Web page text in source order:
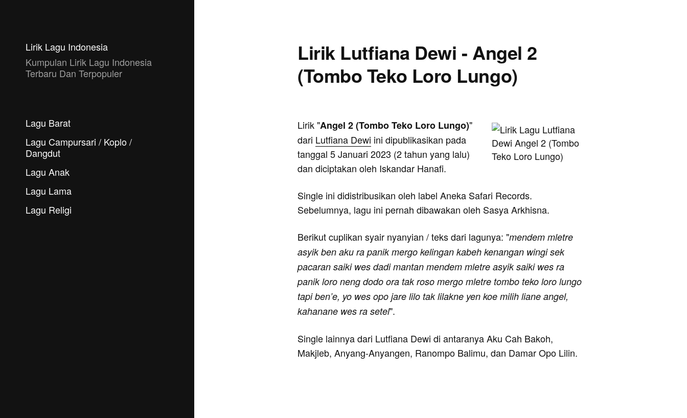
Lirik Lagu Indonesia
Kumpulan Lirik Lagu Indonesia
Terbaru Dan Terpopuler
Lagu Barat
Lagu Campursari / Koplo /
Dangdut
Lagu Anak
Lagu Lama
Lagu Religi
Lirik Lutfiana Dewi - Angel 2
(Tombo Teko Loro Lungo)
Lirik "Angel 2 (Tombo Teko Loro Lungo)"
dari Lutfiana Dewi ini dipublikasikan pada
tanggal 5 Januari 2023 (2 tahun yang lalu)
dan diciptakan oleh Iskandar Hanafi.
Single ini didistribusikan oleh label Aneka Safari Records.
Sebelumnya, lagu ini pernah dibawakan oleh Sasya Arkhisna.
Berikut cuplikan syair nyanyian / teks dari lagunya: "mendem mletre
asyik ben aku ra panik mergo kelingan kabeh kenangan wingi sek
pacaran saiki wes dadi mantan mendem mletre asyik saiki wes ra
panik loro neng dodo ora tak roso mergo mletre tombo teko loro lungo
tapi ben’e, yo wes opo jare lilo tak lilakne yen koe milih liane angel,
kahanane wes ra setel".
Single lainnya dari Lutfiana Dewi di antaranya Aku Cah Bakoh,
Makjleb, Anyang-Anyangen, Ranompo Balimu, dan Damar Opo Lilin.